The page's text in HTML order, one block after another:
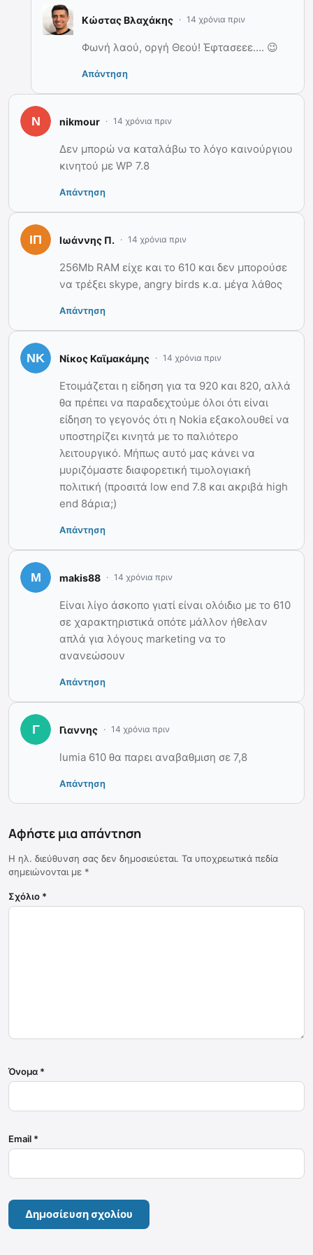
Κώστας Βλαχάκης 14 χρόνια πριν
Φωνή λαού, οργή Θεού! Έφτασεεε…. 😉
Απάντηση
nikmour 14 χρόνια πριν
Δεν μπορώ να καταλάβω το λόγο καινούργιου
κινητού με WP 7.8
Απάντηση
Ιωάννης Π. 14 χρόνια πριν
256Mb RAM είχε και το 610 και δεν μπορούσε
να τρέξει skype, angry birds κ.α. μέγα λάθος
Απάντηση
Νίκος Καϊμακάμης 14 χρόνια πριν
Ετοιμάζεται η είδηση για τα 920 και 820, αλλά
θα πρέπει να παραδεχτούμε όλοι ότι είναι
είδηση το γεγονός ότι η Nokia εξακολουθεί να
υποστηρίζει κινητά με το παλιότερο
λειτουργικό. Μήπως αυτό μας κάνει να
μυριζόμαστε διαφορετική τιμολογιακή
πολιτική (προσιτά low end 7.8 και ακριβά high
end 8άρια;)
Απάντηση
makis88 14 χρόνια πριν
Είναι λίγο άσκοπο γιατί είναι ολόιδιο με το 610
σε χαρακτηριστικά οπότε μάλλον ήθελαν
απλά για λόγους marketing να το
ανανεώσουν
Απάντηση
Γιαννης 14 χρόνια πριν
lumia 610 θα παρει αναβαθμιση σε 7,8
Απάντηση
Αφήστε μια απάντηση
Η ηλ. διεύθυνση σας δεν δημοσιεύεται. Τα υποχρεωτικά πεδία
σημειώνονται με *
Σχόλιο *
Όνομα *
Email *